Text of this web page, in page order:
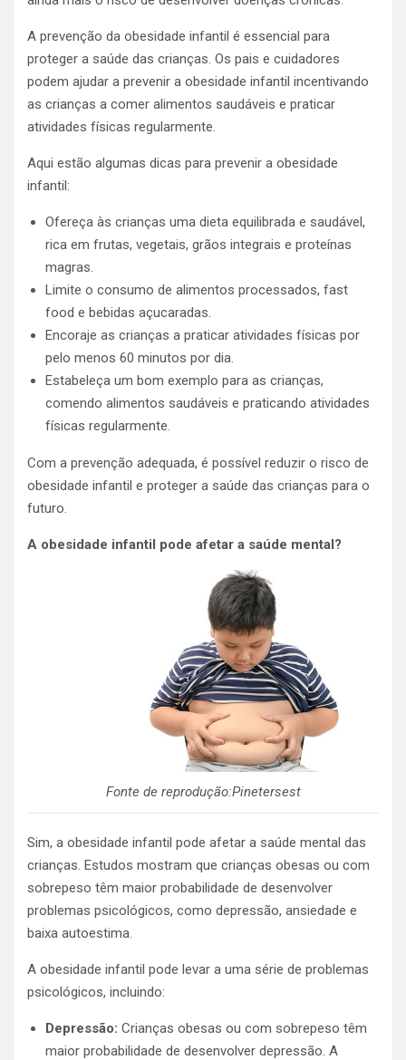
A prevenção da obesidade infantil é essencial para
proteger a saúde das crianças. Os pais e cuidadores
podem ajudar a prevenir a obesidade infantil incentivando
as crianças a comer alimentos saudáveis e praticar
atividades físicas regularmente.
Aqui estão algumas dicas para prevenir a obesidade
infantil:
Ofereça às crianças uma dieta equilibrada e saudável,
rica em frutas, vegetais, grãos integrais e proteínas
magras.
Limite o consumo de alimentos processados, fast
food e bebidas açucaradas.
Encoraje as crianças a praticar atividades físicas por
pelo menos 60 minutos por dia.
Estabeleça um bom exemplo para as crianças,
comendo alimentos saudáveis e praticando atividades
físicas regularmente.
Com a prevenção adequada, é possível reduzir o risco de
obesidade infantil e proteger a saúde das crianças para o
futuro.
A obesidade infantil pode afetar a saúde mental?
Fonte de reprodução:Pinetersest
Sim, a obesidade infantil pode afetar a saúde mental das
crianças. Estudos mostram que crianças obesas ou com
sobrepeso têm maior probabilidade de desenvolver
problemas psicológicos, como depressão, ansiedade e
baixa autoestima.
A obesidade infantil pode levar a uma série de problemas
psicológicos, incluindo:
Depressão: Crianças obesas ou com sobrepeso têm
maior probabilidade de desenvolver depressão. A